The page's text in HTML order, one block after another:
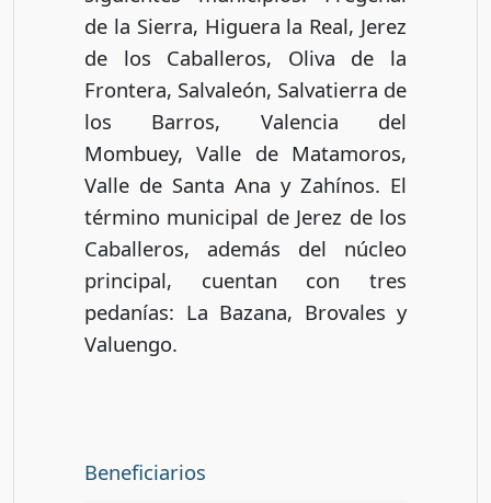
de la Sierra, Higuera la Real, Jerez
de los Caballeros, Oliva de la
Frontera, Salvaleón, Salvatierra de
los Barros, Valencia del
Mombuey, Valle de Matamoros,
Valle de Santa Ana y Zahínos. El
término municipal de Jerez de los
Caballeros, además del núcleo
principal, cuentan con tres
pedanías: La Bazana, Brovales y
Valuengo.
Beneficiarios